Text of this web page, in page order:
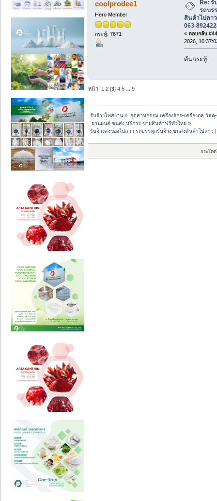
coolprodee1
Hero Member
กระทู้: 7671
Re: รั
รถบร
สินค้าไปลา
063-
« ตอบกลับ
2026,
ดันกระทู้
หน้า: 1 2 [3]4 5 ...9
รับจ้างโพสงาน » อุตสาหกรรม เครื่องจักร-เครื่องกล วัส
ยานยนต์ ขนส่ง บริการ ขายสินค้าฟรีทั่วไทย »
รับจ้างส่งของไปลาว รถบรรทุกรับจ้าง ขนส่งสินค้าไปลาว
กระโด